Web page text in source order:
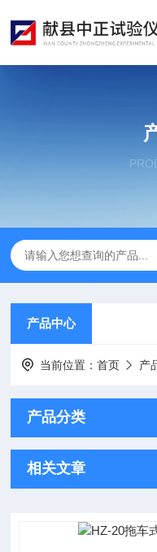
产品中心
当前位置：首页 产
产品分类
相关文章